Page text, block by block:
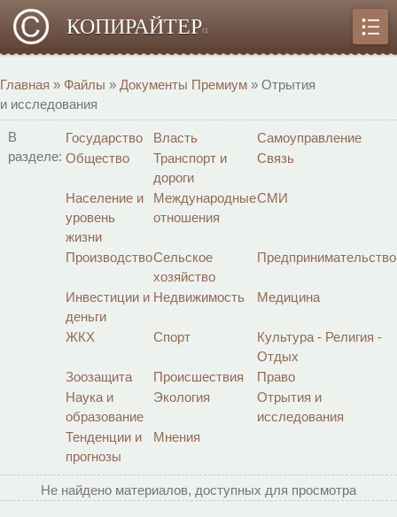
КОПИРАЙТЕРα
Главная » Файлы » Документы Премиум » Отрытия
и исследования
В
разделе:
Государство Власть
Самоуправление
Общество
Транспорт и
дороги
Связь
Население и
уровень
жизни
Международные
отношения
СМИ
ПроизводствоСельское
хозяйство
Предпринимательство
Инвестиции и
деньги
Недвижимость Медицина
ЖКХ Спорт
Культура - Религия -
Отдых
Зоозащита
Происшествия
Право
Наука и
образование
Экология
Отрытия и
исследования
Тенденции и
прогнозы
Мнения
Не найдено материалов, доступных для просмотра